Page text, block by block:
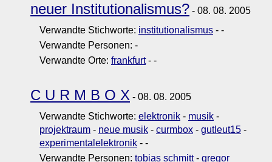
neuer Institutionalismus? - 08. 08. 2005
Verwandte Stichworte: institutionalismus - -
Verwandte Personen: -
Verwandte Orte: frankfurt- -
C U R M B O X - 08. 08. 2005
Verwandte Stichworte: elektronik - musik -
projektraum - neue musik - curmbox - gutleut15 -
experimentalelektronik - -
Verwandte Personen: tobias schmitt- gregor